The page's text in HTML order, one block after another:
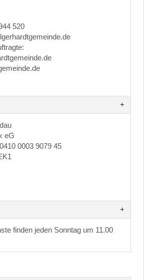
520
eG
0003 9079 45
finden jeden Sonntag um 11.00